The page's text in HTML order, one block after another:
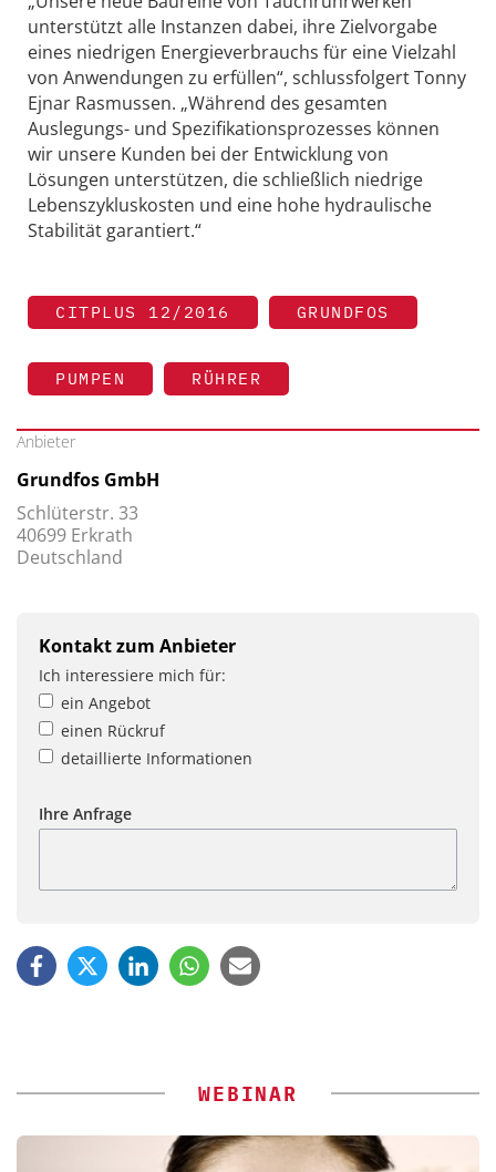
unterstützt alle Instanzen dabei, ihre Zielvorgabe
eines niedrigen Energieverbrauchs für eine Vielzahl
von Anwendungen zu erfüllen“, schlussfolgert Tonny
Ejnar Rasmussen. ­„Während des gesamten
Auslegungs- und Spezifikationsprozesses können
wir unsere Kunden bei der Entwicklung von
Lösungen unterstützen, die schließlich niedrige
Lebenszykluskosten und eine hohe hydraulische
Stabilität ­garantiert.“
CITPLUS 12/2016 GRUNDFOS
PUMPEN RÜHRER
Anbieter
Grundfos GmbH
Schlüterstr. 33
40699 Erkrath
Deutschland
Kontakt zum Anbieter
Ich interessiere mich für:
ein Angebot
einen Rückruf
detaillierte Informationen
Ihre Anfrage
WEBINAR